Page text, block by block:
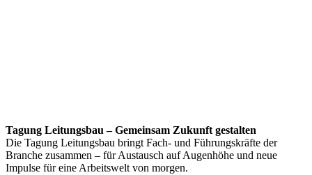
Tagung Leitungsbau – Gemeinsam Zukunft gestalten
Die Tagung Leitungsbau bringt Fach- und Führungskräfte der
Branche zusammen – für Austausch auf Augenhöhe und neue
Impulse für eine Arbeitswelt von morgen.